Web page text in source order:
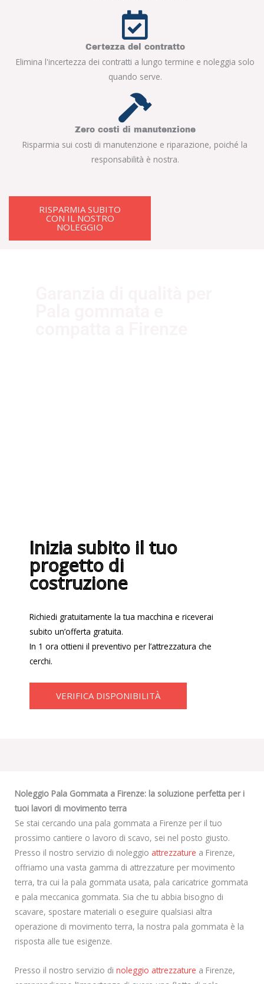
Certezza del contratto
Elimina l'incertezza dei contratti a lungo termine e noleggia solo
quando serve.
Zero costi di manutenzione
Risparmia sui costi di manutenzione e riparazione, poiché la
responsabilità è nostra.
RISPARMIA SUBITO
CON IL NOSTRO
NOLEGGIO
Inizia subito il tuo
progetto di
costruzione
Richiedi gratuitamente la tua macchina e riceverai
subito un’offerta gratuita.
In 1 ora ottieni il preventivo per l’attrezzatura che
cerchi.
VERIFICA DISPONIBILITÀ
Noleggio Pala Gommata a Firenze: la soluzione perfetta per i
tuoi lavori di movimento terra
Se stai cercando una pala gommata a Firenze per il tuo
prossimo cantiere o lavoro di scavo, sei nel posto giusto.
Presso il nostro servizio di noleggio attrezzature a Firenze,
offriamo una vasta gamma di attrezzature per movimento
terra, tra cui la pala gommata usata, pala caricatrice gommata
e pala meccanica gommata. Sia che tu abbia bisogno di
scavare, spostare materiali o eseguire qualsiasi altra
operazione di movimento terra, la nostra pala gommata è la
risposta alle tue esigenze.
Presso il nostro servizio di noleggio attrezzature a Firenze,